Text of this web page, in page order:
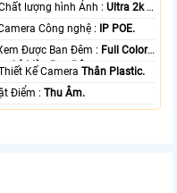
Chất lượng hình Ảnh :Ultra 2k +
⚜️ Camera Công nghệ : IP POE.
❂ Xem Được Ban Đêm : Full Color
Có Màu Ban Ðêm.
Thiết Kế CameraThân Plastic.
️ƒ Đặt Điểm :Thu Âm.